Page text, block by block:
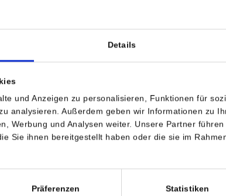
Details
und Anzeigen zu personalisieren, Funktionen für
analysieren. Außerdem geben wir Informationen zu
Werbung und Analysen weiter. Unsere Partner
Sie ihnen bereitgestellt haben oder die sie im
Präferenzen Statistiken
zur Menopause durch weibliche Geschlechtshormone
eine Arteriosklerose vermieden werden?
Stadien ist eine Heilung nicht mehr
spielt die Vorbeugung eine wichtige Rolle:
Stopp des Rauchens
Normalisierung eventuell vorhandener